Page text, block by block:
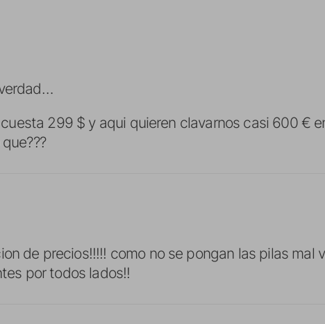
299 $ y aqui quieren clavarnos casi 600 €
de precios!!!!! como no se pongan las pilas mal
por todos lados!!